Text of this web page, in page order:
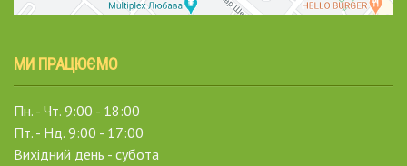
МИ ПРАЦЮЄМО
Пн. - Чт. 9:00 - 18:00
Пт. - Нд. 9:00 - 17:00
Вихідний день - субота